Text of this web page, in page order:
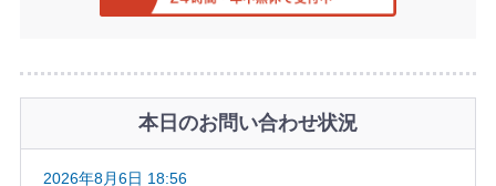
本日のお問い合わせ状況
2026年8月6日 18:56